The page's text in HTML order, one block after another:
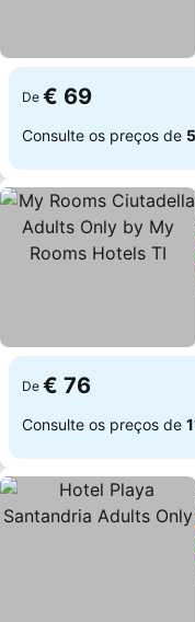
De € 69
Consulte os preços de
De € 76
Consulte os preços de